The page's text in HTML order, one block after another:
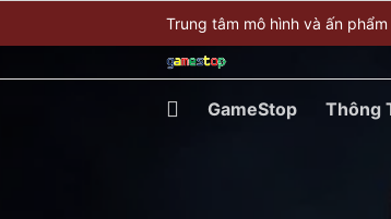
qua
Trung tâm mô hình và ấn
GameStop
Thông